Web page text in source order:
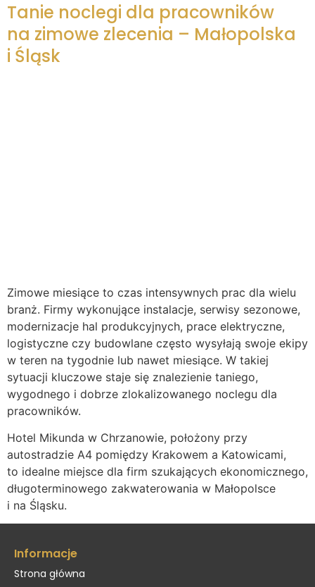
Tanie noclegi dla pracowników
na zimowe zlecenia – Małopolska
i Śląsk
Zimowe miesiące to czas intensywnych prac dla wielu
branż. Firmy wykonujące instalacje, serwisy sezonowe,
modernizacje hal produkcyjnych, prace elektryczne,
logistyczne czy budowlane często wysyłają swoje ekipy
w teren na tygodnie lub nawet miesiące. W takiej
sytuacji kluczowe staje się znalezienie taniego,
wygodnego i dobrze zlokalizowanego noclegu dla
pracowników.
Hotel Mikunda w Chrzanowie, położony przy
autostradzie A4 pomiędzy Krakowem a Katowicami,
to idealne miejsce dla firm szukających ekonomicznego,
długoterminowego zakwaterowania w Małopolsce
i na Śląsku.
Informacje
Strona główna